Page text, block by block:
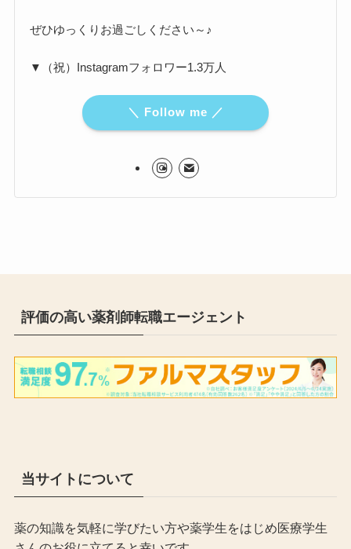
ぜひゆっくりお過ごしください～♪
▼（祝）Instagramフォロワー1.3万人
＼ Follow me ／
評価の高い薬剤師転職エージェント
当サイトについて
薬の知識を気軽に学びたい方や薬学生をはじめ医療学生